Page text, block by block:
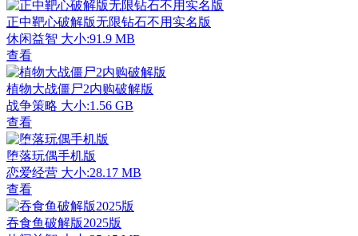
正中靶心破解版无限钻石不用实名版
休闲益智 大小:91.9 MB
查看
植物大战僵尸2内购破解版
战争策略 大小:1.56 GB
查看
堕落玩偶手机版
恋爱经营 大小:28.17 MB
查看
吞食鱼破解版2025版